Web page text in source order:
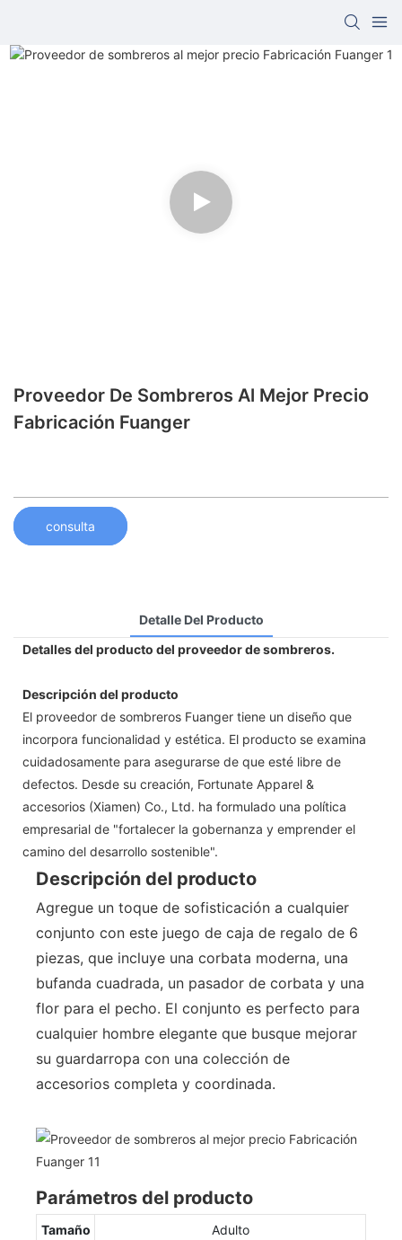
Proveedor De Sombreros Al Mejor Precio
Fabricación Fuanger
consulta
Detalle Del Producto
Detalles del producto del proveedor de sombreros.
Descripción del producto
El proveedor de sombreros Fuanger tiene un diseño que
incorpora funcionalidad y estética. El producto se examina
cuidadosamente para asegurarse de que esté libre de
defectos. Desde su creación, Fortunate Apparel &
accesorios (Xiamen) Co., Ltd. ha formulado una política
empresarial de "fortalecer la gobernanza y emprender el
camino del desarrollo sostenible".
Descripción del producto
Agregue un toque de sofisticación a cualquier
conjunto con este juego de caja de regalo de 6
piezas, que incluye una corbata moderna, una
bufanda cuadrada, un pasador de corbata y una
flor para el pecho. El conjunto es perfecto para
cualquier hombre elegante que busque mejorar
su guardarropa con una colección de
accesorios completa y coordinada.
Parámetros del producto
Tamaño
Adulto